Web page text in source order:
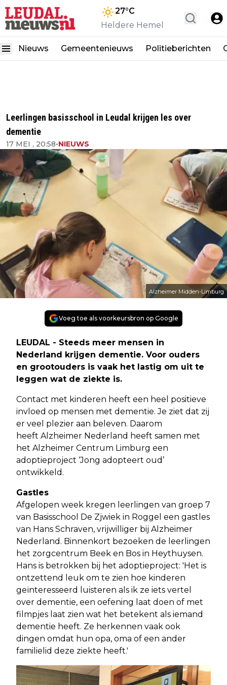
27°C
Heldere Hemel
Nieuws Gemeentenieuws Politieberichten
Leerlingen basisschool in Leudal krijgen les over
dementie
17 MEI , 20:58•NIEUWS
Alzheimer Midden-Limburg
Voeg toe als voorkeursbron op Google
LEUDAL - Steeds meer mensen in
Nederland krijgen dementie. Voor ouders
en grootouders is vaak het lastig om uit te
leggen wat de ziekte is.
Contact met kinderen heeft een heel positieve
invloed op mensen met dementie. Je ziet dat zij
er veel plezier aan beleven. Daarom
heeft Alzheimer Nederland heeft samen met
het Alzheimer Centrum Limburg een
adoptieproject ‘Jong adopteert oud’
ontwikkeld.
Gastles
Afgelopen week kregen leerlingen van groep 7
van Basisschool De Zjwiek in Roggel een gastles
van Hans Schraven, vrijwilliger bij Alzheimer
Nederland. Binnenkort bezoeken de leerlingen
het zorgcentrum Beek en Bos in Heythuysen.
Hans is betrokken bij het adoptieproject: 'Het is
ontzettend leuk om te zien hoe kinderen
geïnteresseerd luisteren als ik ze iets vertel
over dementie, een oefening laat doen of met
filmpjes laat zien wat het betekent als iemand
dementie heeft. Ze herkennen vaak ook
dingen omdat hun opa, oma of een ander
familielid deze ziekte heeft.'